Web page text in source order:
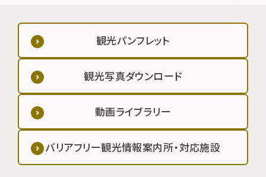
観光パンフレット
観光写真ダウンロード
動画ライブラリー
バリアフリー観光情報案内所・対応施設